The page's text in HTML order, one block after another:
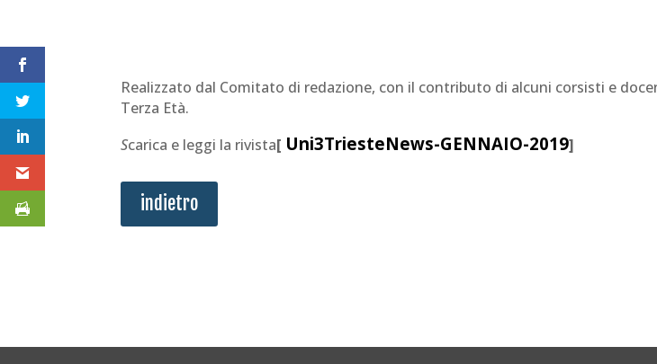
Realizzato dal Comitato di redazione, con il contributo di alcuni corsisti e
Terza Età.
Scarica e leggi la rivista[ Uni3TriesteNews-GENNAIO-2019]
indietro